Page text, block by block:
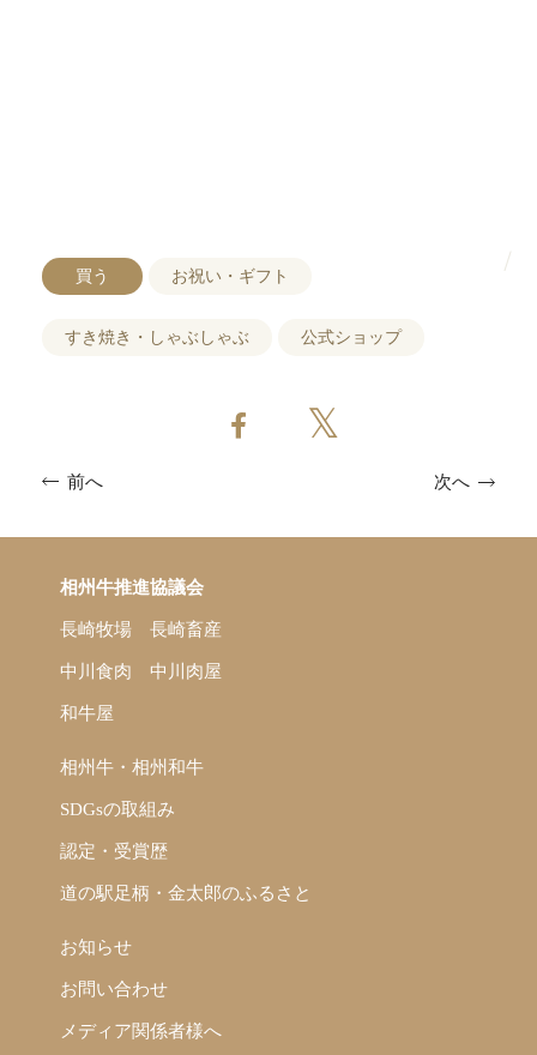
買う お祝い・ギフト
すき焼き・しゃぶしゃぶ 公式ショップ
前へ 次へ
相州牛推進協議会
長崎牧場 長崎畜産
中川食肉 中川肉屋
和牛屋
相州牛・相州和牛
SDGsの取組み
認定・受賞歴
道の駅足柄・金太郎のふるさと
お知らせ
お問い合わせ
メディア関係者様へ